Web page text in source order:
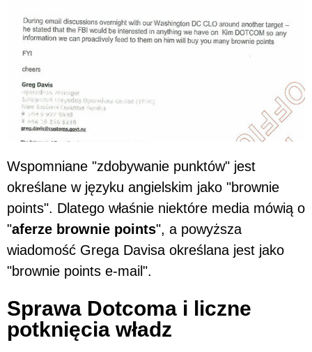
Wspomniane "zdobywanie punktów" jest
określane w języku angielskim jako "brownie
points". Dlatego właśnie niektóre media mówią o
"aferze brownie points", a powyższa
wiadomość Grega Davisa określana jest jako
"brownie points e-mail".
Sprawa Dotcoma i liczne
potknięcia władz